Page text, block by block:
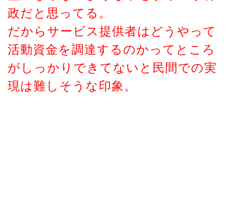
政だと思ってる。
だからサービス提供者はどうやって
活動資金を調達するのかってところ
がしっかりできてないと民間での実
現は難しそうな印象。